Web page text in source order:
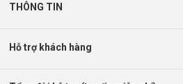
THÔNG TIN
Hỗ trợ khách hàng